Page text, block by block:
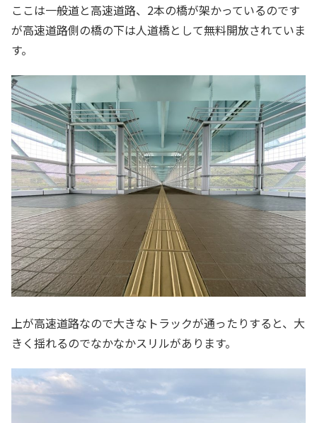
ここは一般道と高速道路、2本の橋が架かっているのです
が高速道路側の橋の下は人道橋として無料開放されていま
す。
上が高速道路なので大きなトラックが通ったりすると、大
きく揺れるのでなかなかスリルがあります。